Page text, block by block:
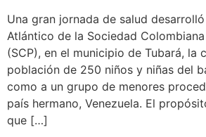
Una gran jornada de salud
Atlántico de la Sociedad
(SCP), en el municipio de Tubará, la
población de 250 niños y niñas del
como a un grupo de menores
país hermano, Venezuela. El
que […]